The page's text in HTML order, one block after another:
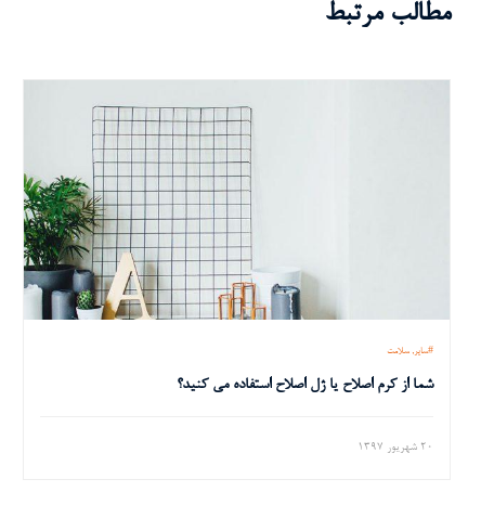
مطالب مرتبط
سایر سلامت
شما از کرم اصلاح یا ژل اصلاح استفاده می کنید؟
20 شهریور 1397